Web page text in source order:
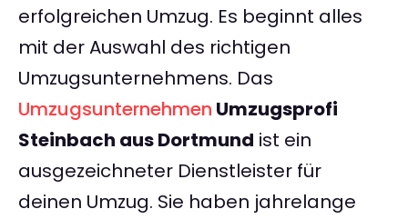
erfolgreichen Umzug. Es beginnt alles
mit der Auswahl des richtigen
Umzugsunternehmens. Das
Umzugsunternehmen Umzugsprofi
Steinbach aus Dortmund ist ein
ausgezeichneter Dienstleister für
deinen Umzug. Sie haben jahrelange